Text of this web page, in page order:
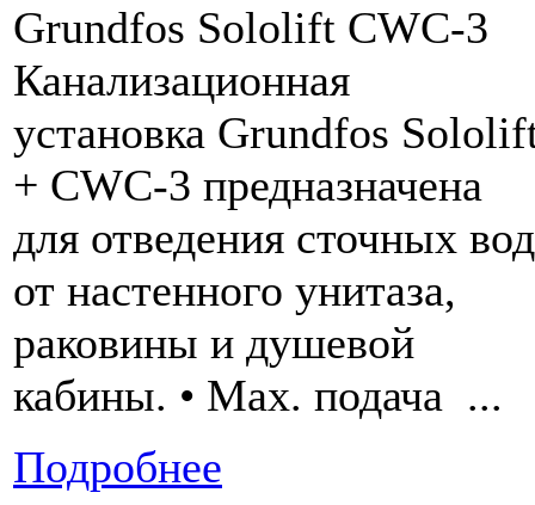
Grundfos Sololift CWC-3
Канализационная
установка Grundfos
+ CWC-3 предназначена
для отведения сточных вод
от настенного унитаза,
раковины и душевой
кабины. • Мах. подача ...
Подробнее